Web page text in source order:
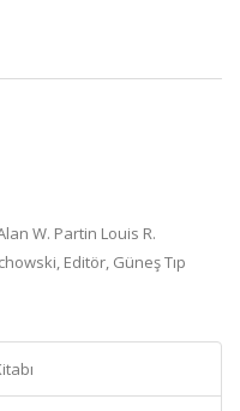
W. Partin Louis R.
Editör, Güneş Tıp